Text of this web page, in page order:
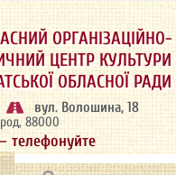
ОРГАНІЗАЦІЙНО-
ЦЕНТР КУЛЬТУРИ
ОБЛАСНОЇ РАДИ
вул. Волошина, 18
88000
телефонуйте